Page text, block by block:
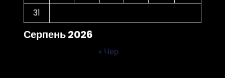
Серпень 2026
31
« Чер